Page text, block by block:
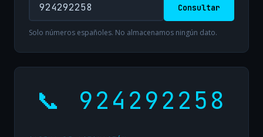
Consultar
Solo números españoles. No almacenamos ningún dato.
📞 924292258